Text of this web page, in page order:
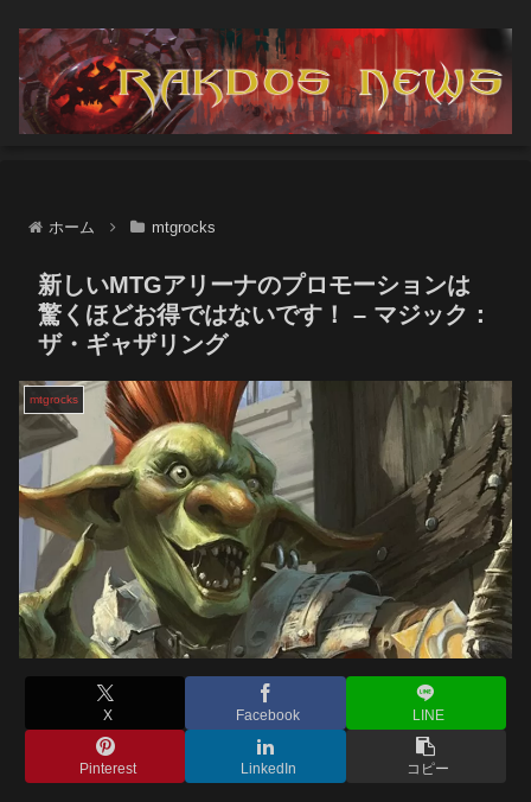
ホーム mtgrocks
新しいMTGアリーナのプロモーションは
驚くほどお得ではないです！ – マジック：
ザ・ギャザリング
mtgrocks
X Facebook LINE
Pinterest LinkedIn コピー